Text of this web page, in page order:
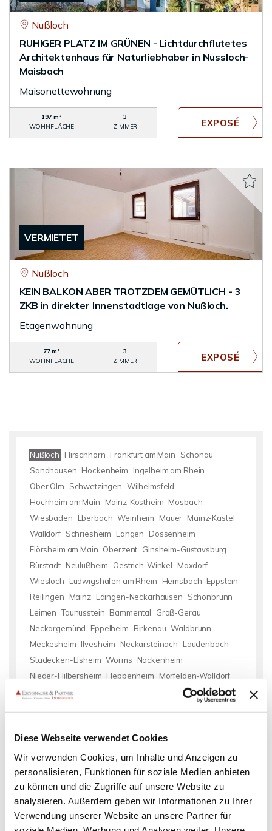
Diese Webseite verwendet Cookies
Wir verwenden Cookies, um Inhalte und Anzeigen zu
personalisieren, Funktionen für soziale Medien anbieten
zu können und die Zugriffe auf unsere Website zu
analysieren. Außerdem geben wir Informationen zu Ihrer
Verwendung unserer Website an unsere Partner für
Nußloch
RUHIGER PLATZ IM GRÜNEN - Lichtdurchflutetes
Architektenhaus für Naturliebhaber in Nussloch-
Maisbach
Maisonettewohnung
197 m²
WOHNFLÄCHE
3
ZIMMER
VERMIETET
Nußloch
KEIN BALKON ABER TROTZDEM GEMÜTLICH - 3
ZKB in direkter Innenstadtlage von Nußloch.
Etagenwohnung
77 m²
WOHNFLÄCHE
3
ZIMMER
Nußloch Hirschhorn Frankfurt am Main
Schönau
Sandhausen Hockenheim
Ingelheim am Rhein
Ober Olm
Schwetzingen Wilhelmsfeld
Hochheim am Main
Mainz-Kostheim Mosbach
Wiesbaden
Eberbach Weinheim Mauer Mainz-Kastel
Walldorf Schriesheim Langen
Dossenheim
Flörsheim am Main Oberzent Ginsheim-Gustavsburg
Bürstadt Neulußheim Oestrich-Winkel
Maxdorf
Wiesloch
Ludwigshafen am Rhein Hemsbach Eppstein
Reilingen
Mainz Edingen-Neckarhausen
Schönbrunn
Leimen Taunusstein Bammental
Groß-Gerau
Neckargemünd
Eppelheim Birkenau Waldbrunn
Meckesheim Ilvesheim Neckarsteinach
Laudenbach
Stadecken-Elsheim Worms
Nackenheim
Nieder-Hilbersheim Heppenheim Mörfelden-Walldorf
Heidelberg
Immobilie verkaufen
Mietwohnung Nußloch
Wohnung suche Nußloch
Mietwohnungen Nußloch
Wohnungen Nußloch
Einfamilienhäuser Nußloch
Mietangebote Nußloch
Immobilien
Nußloch
Immobilienkauf Nußloch Immo Nußloch
Hauskauf
Nußloch
Einfamilienhaus Nußloch
Wohnung Nußloch
Wohnungsanzeigen Nußloch
Häuser Nußloch